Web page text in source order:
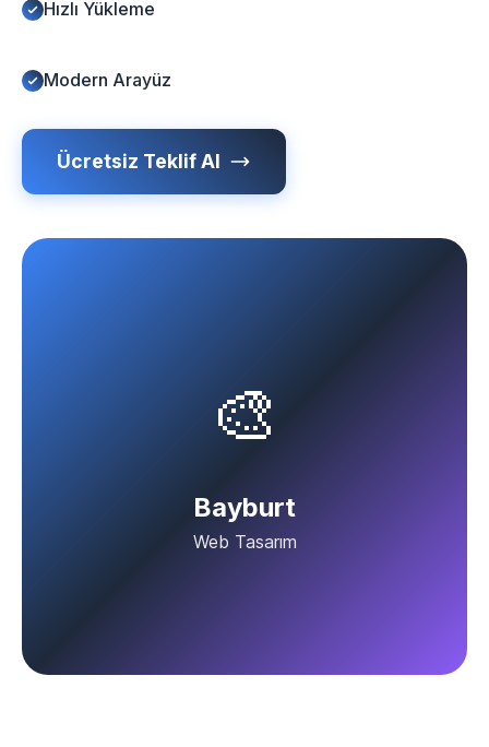
Hızlı Yükleme
Modern Arayüz
Ücretsiz Teklif Al
🎨
Bayburt
Web Tasarım